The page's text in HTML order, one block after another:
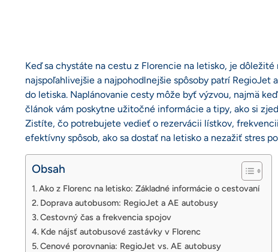
Keď sa chystáte na cestu z Florencie na letisko, je
najspoľahlivejšie a najpohodlnejšie spôsoby patrí
do letiska. Naplánovanie cesty môže byť výzvou, najmä
článok vám poskytne užitočné informácie a tipy, ako si
Zistíte, čo potrebujete vedieť o rezervácii lístkov,
efektívny spôsob, ako sa dostať na letisko a nezažiť stres
Obsah
Ako z Florenc na letisko: Základné informácie o cestovaní
Doprava autobusom: RegioJet a AE autobusy
Cestovný čas a frekvencia spojov
Kde nájsť autobusové zastávky v Florenc
Cenové porovnania: RegioJet vs. AE autobusy